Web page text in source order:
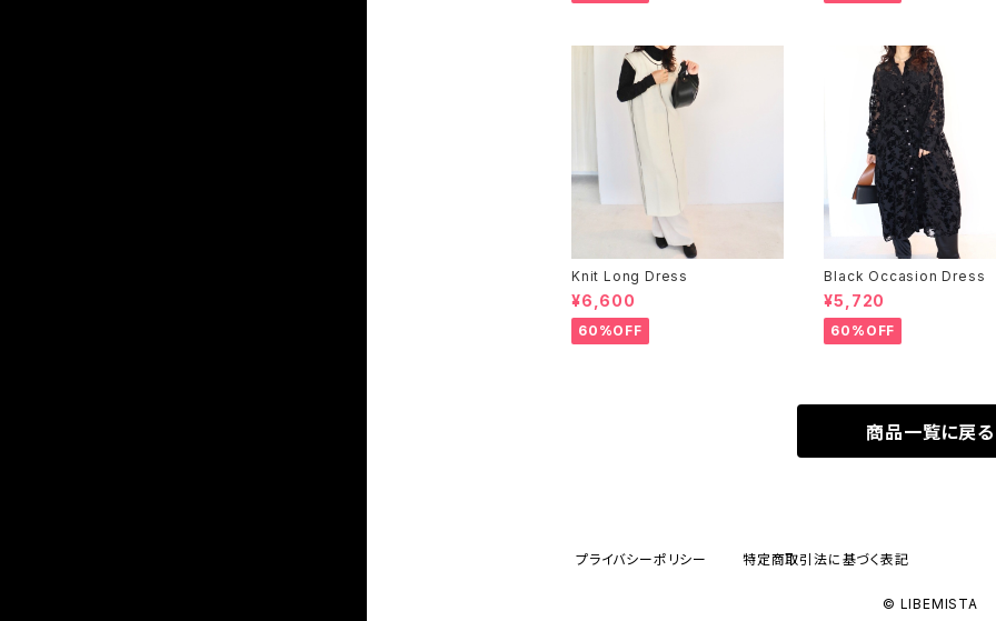
Knit Long Dress
¥6,600
60%OFF
Black Occasion Dress
¥5,720
60%OFF
商品一覧に戻る
プライバシーポリシー 特定商取引法に基づく表記
© LIBEMISTA